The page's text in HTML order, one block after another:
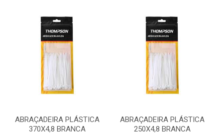
ABRAÇADEIRA PLÁSTICA
370X4,8 BRANCA
ABRAÇADEIRA PLÁSTICA
250X4,8 BRANCA